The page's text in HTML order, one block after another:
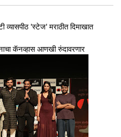
व्यासपीठ 'स्टेज' मराठीत दिमाखात
कॅनव्हास आणखी रुंदावरणार